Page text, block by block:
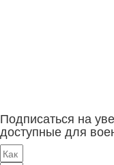
Подписаться на
доступные для